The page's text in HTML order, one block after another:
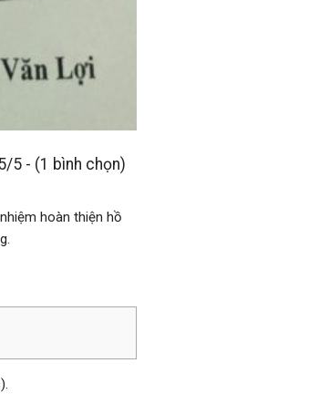
5 - (1 bình chọn)
hoàn thiện hồ